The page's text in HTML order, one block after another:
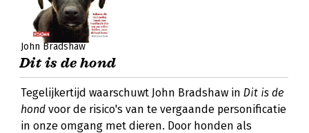
John Bradshaw
Dit is de hond
Tegelijkertijd waarschuwt John Bradshaw in Dit is de
hond voor de risico's van te vergaande personificatie
in onze omgang met dieren. Door honden als